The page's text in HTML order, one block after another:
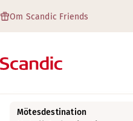
Om Scandic Friends
Mötesdestination